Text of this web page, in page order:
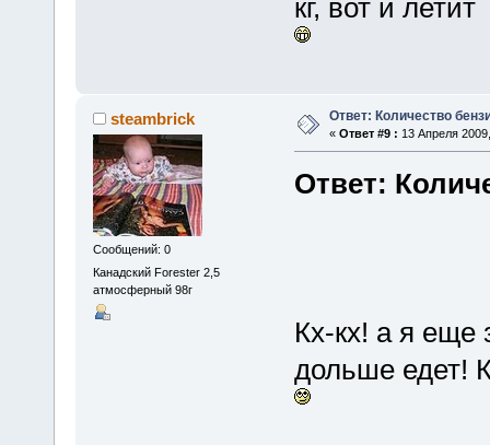
кг, вот и летит
steambrick
Сообщений: 0
Канадский Forester 2,5
атмосферный 98г
Ответ: Количество
« Ответ #9 : 13 Апреля
Ответ:
Кх-кх! а я еще
дольше едет!